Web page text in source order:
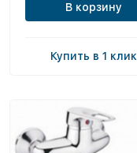
В корзину
Купить в 1 клик